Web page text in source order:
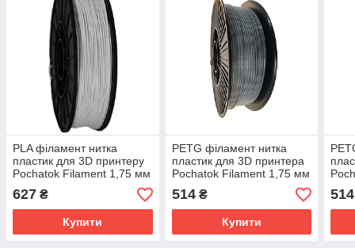
PLA філамент нитка
пластик для 3D принтеру
Pochatok Filament 1,75 мм
0,75 кг Білий з шовковим
ефектом
627 ₴
Купити
PETG філамент нитка
пластик для 3D принтера
Pochatok Filament 1,75 мм
Сірий (Grey)
514₴
Купити
514